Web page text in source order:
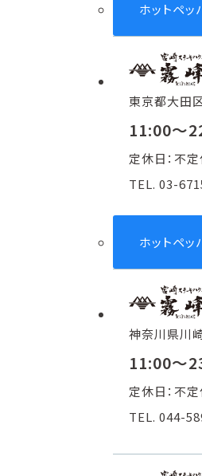
ホットペッ
東京都大田
11:00～
定休日：不
TEL. 03-
ホットペッ
神奈川県川
11:00～
定休日：不
TEL. 044-